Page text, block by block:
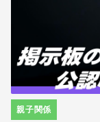
親子関係